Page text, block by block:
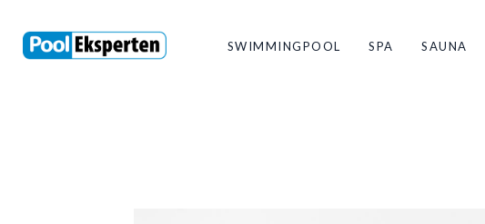
SWIMMINGPOOL SPA SAUNA